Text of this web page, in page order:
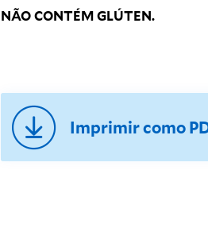
NÃO CONTÉM GLÚTEN.
Imprimir como